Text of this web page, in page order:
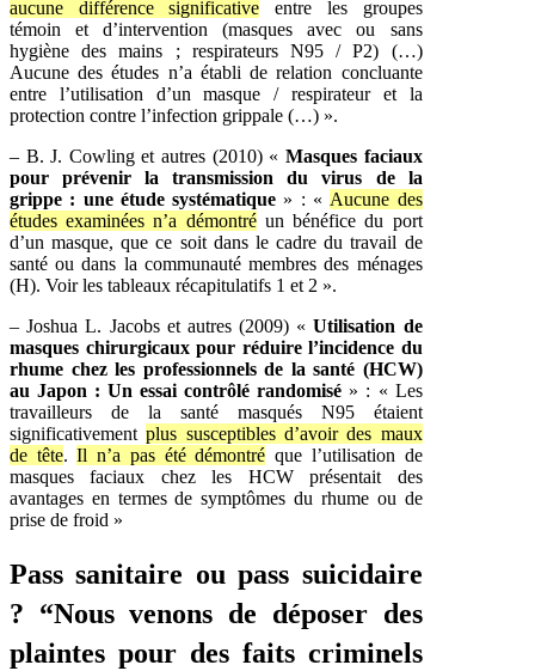
aucune différence significative entre les groupes
témoin et d’intervention (masques avec ou sans
hygiène des mains ; respirateurs N95 / P2) (…)
Aucune des études n’a établi de relation concluante
entre l’utilisation d’un masque / respirateur et la
protection contre l’infection grippale (…) ».
– B. J. Cowling et autres (2010) « Masques faciaux
pour prévenir la transmission du virus de la
grippe : une étude systématique » : « Aucune des
études examinées n’a démontréun bénéfice du port
d’un masque, que ce soit dans le cadre du travail de
santé ou dans la communauté membres des ménages
(H). Voir les tableaux récapitulatifs 1 et 2 ».
– Joshua L. Jacobs et autres (2009) «Utilisation de
masques chirurgicaux pour réduire l’incidence du
rhume chez les professionnels de la santé (HCW)
au Japon : Un essai contrôlé randomisé » : « Les
travailleurs de la santé masqués N95 étaient
significativementplus susceptibles d’avoir des maux
de tête.Il n’a pas été démontré que l’utilisation de
masques faciaux chez les HCW présentait des
avantages en termes de symptômes du rhume ou de
prise de froid »
Pass sanitaire ou pass suicidaire
? “Nous venons de déposer des
plaintes pour des faits criminels